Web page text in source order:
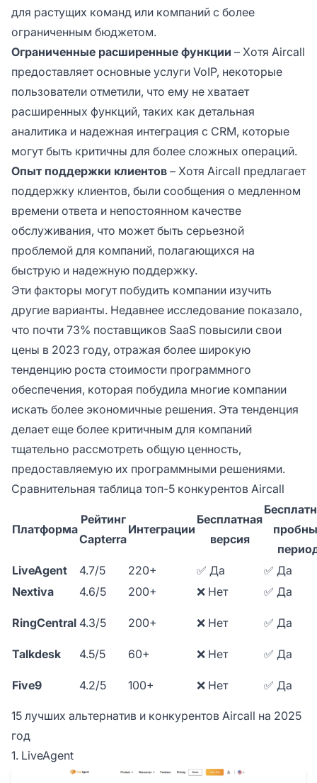
для растущих команд или компаний с более
ограниченным бюджетом.
Ограниченные расширенные функции – Хотя Aircall
предоставляет основные услуги VoIP, некоторые
пользователи отметили, что ему не хватает
расширенных функций, таких как детальная
аналитика и надежная интеграция с CRM, которые
могут быть критичны для более сложных операций.
Опыт поддержки клиентов – Хотя Aircall предлагает
поддержку клиентов, были сообщения о медленном
времени ответа и непостоянном качестве
обслуживания, что может быть серьезной
проблемой для компаний, полагающихся на
быструю и надежную поддержку.
Эти факторы могут побудить компании изучить
другие варианты. Недавнее исследование показало,
что почти 73% поставщиков SaaS повысили свои
цены в 2023 году, отражая более широкую
тенденцию роста стоимости программного
обеспечения, которая побудила многие компании
искать более экономичные решения. Эта тенденция
делает еще более критичным для компаний
тщательно рассмотреть общую ценность,
предоставляемую их программными решениями.
Сравнительная таблица топ-5 конкурентов Aircall
Платформа
Рейтинг
Capterra
Интеграции
Бесплатная
версия
LiveAgent
4.7/5 220+ ✅ Да
✅ Да
Nextiva
4.6/5 200+ ❌ Нет ✅ Да
RingCentral 4.3/5 200+ ❌ Нет ✅ Да
Talkdesk 4.5/5 60+ ❌ Нет ✅ Да
Five9 4.2/5 100+ ❌ Нет ✅ Да
15 лучших альтернатив и конкурентов Aircall на 2025
год
1. LiveAgent